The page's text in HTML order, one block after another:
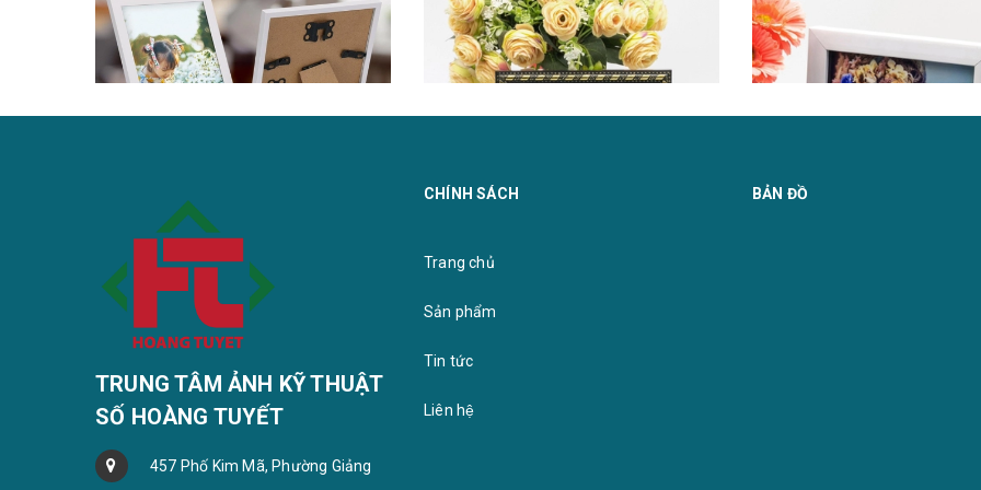
Khung ảnh để bàn 13x18 giá rẻ
TRUNG TÂM ẢNH KỸ THUẬT
SỐ HOÀNG TUYẾT
457 Phố Kim Mã, Phường Giảng
CHÍNH SÁCH
Trang chủ
Sản phẩm
Tin tức
Liên hệ
BẢN ĐỒ